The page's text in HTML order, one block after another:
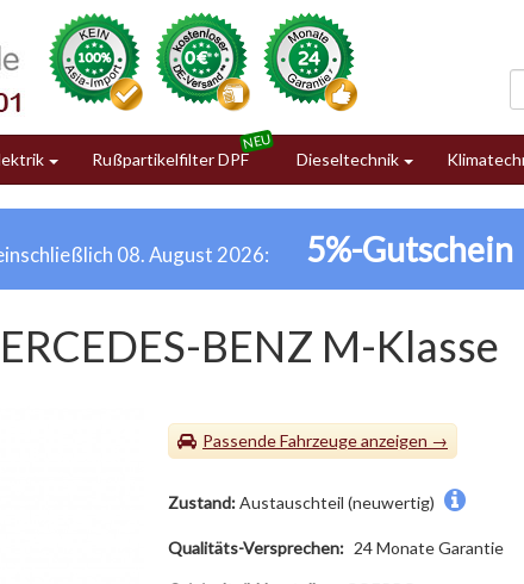
Rußpartikelfilter DPF Dieseltechnik
08. August 2026: 5%-Gutschein
BENZ M-Klasse
Passende Fahrzeuge
Zustand:Austauschteil (neuwertig)
Qualitäts-Versprechen: 24 Monate Garantie